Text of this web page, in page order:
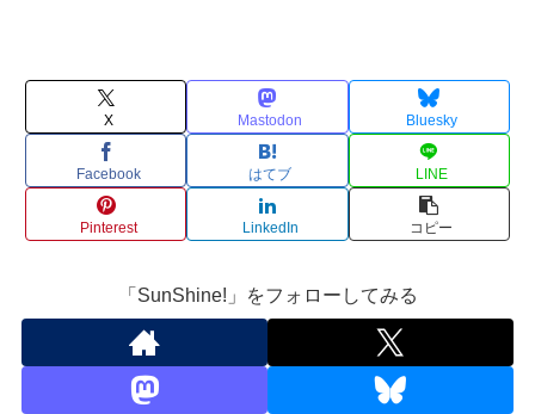
X Mastodon Bluesky
Facebook はてブ LINE
Pinterest LinkedIn コピー
「SunShine!」をフォローしてみる